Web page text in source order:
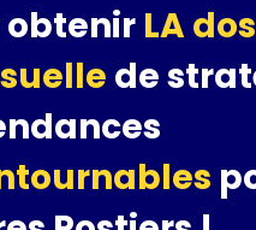
obtenir LA
de